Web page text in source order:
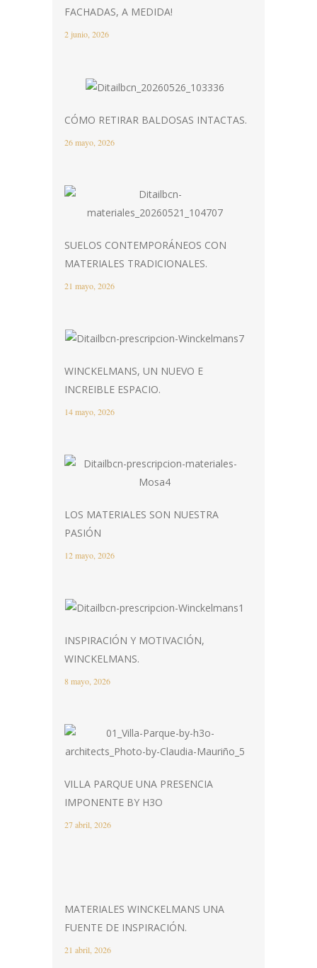
FACHADAS, A MEDIDA!
2 junio, 2026
CÓMO RETIRAR BALDOSAS INTACTAS.
26 mayo, 2026
SUELOS CONTEMPORÁNEOS CON
MATERIALES TRADICIONALES.
21 mayo, 2026
WINCKELMANS, UN NUEVO E
INCREIBLE ESPACIO.
14 mayo, 2026
LOS MATERIALES SON NUESTRA
PASIÓN
12 mayo, 2026
INSPIRACIÓN Y MOTIVACIÓN,
WINCKELMANS.
8 mayo, 2026
VILLA PARQUE UNA PRESENCIA
IMPONENTE BY H3O
27 abril, 2026
MATERIALES WINCKELMANS UNA
FUENTE DE INSPIRACIÓN.
21 abril, 2026